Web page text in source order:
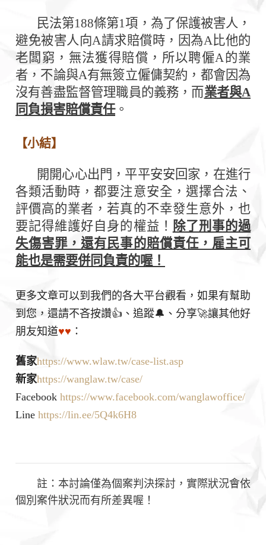
民法第188條第1 項，為了保護被害人，
避免被害人向A請求賠償時，因為A 比他的
老闆窮，無法獲得賠償，所以聘僱A 的業
者，不論與A有無簽立僱傭契約，都會因為
沒有善盡監督管理職員的義務，而業者與A
同負損害賠償責任。
【小結】
開開心心出門，平平安安回家，在進行
各類活動時，都要注意安全，選擇合法、
評價高的業者，若真的不幸發生意外，也
要記得維護好自身的權益！ 除了刑事的過
失傷害罪，還有民事的賠償責任，雇主可
能也是需要併同負責的喔！
更多文章可以到我們的各大平台觀看，如果有幫助
到您，還請不吝按讚👍、追蹤🔔、分享🚀讓其他好
朋友知道♥♥ ：
舊家https://www.wlaw.tw/case-list.asp
新家https://wanglaw.tw/case/
Facebook https://www.facebook.com/wanglawoffice/
Line https://lin.ee/5Q4k6H8
註：本討論僅為個案判決探討，實際狀況會依
個別案件狀況而有所差異喔！